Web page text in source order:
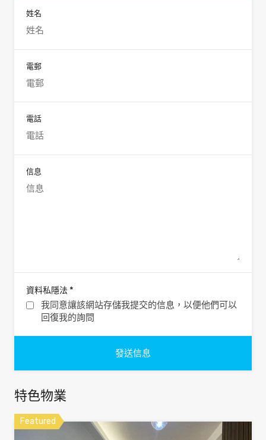
姓名
電郵
電話
信息
資料私隱法 *
我同意讓該網站存儲我提交的信息，以便他們可以
回復我的詢問
特色物業
Featured